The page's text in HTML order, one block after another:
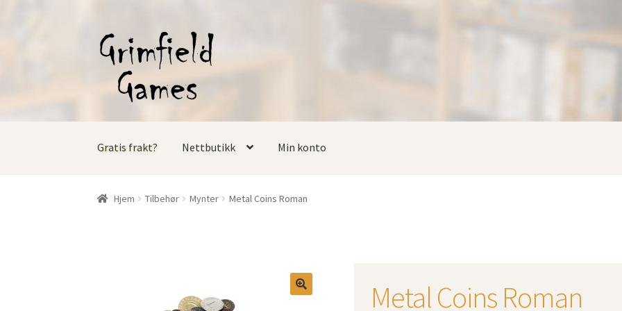
Hopp
til
navigasjon
Hopp
til
innhold
Gratis frakt? Nettbutikk Min konto
Hjem Tilbehør Mynter Metal Coins Roman
Metal Coins Roman